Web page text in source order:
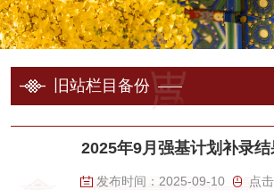
旧站栏目备份
2025年9月强基计划补录
发布时间： 2025-09-10 点